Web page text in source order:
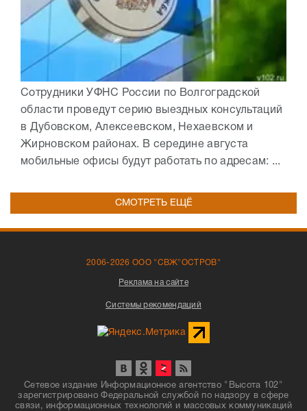
Сотрудники УФНС России по Волгоградской
области проведут серию выездных консультаций
в Дубовском, Алексеевском, Нехаевском и
Жирновском районах. В середине августа
мобильные офисы будут работать по адресам: ...
СМОТРЕТЬ ЕЩЁ
2006-2026 ООО "СВЖ"ОСТРОВ"
Реклама на сайте
Системы рекомендаций
Сетевое издание Информационное агентство "Высота 102"
зарегистрировано Федеральной службой по надзору в сфере
связи, информационных технологий и массовых коммуникаций